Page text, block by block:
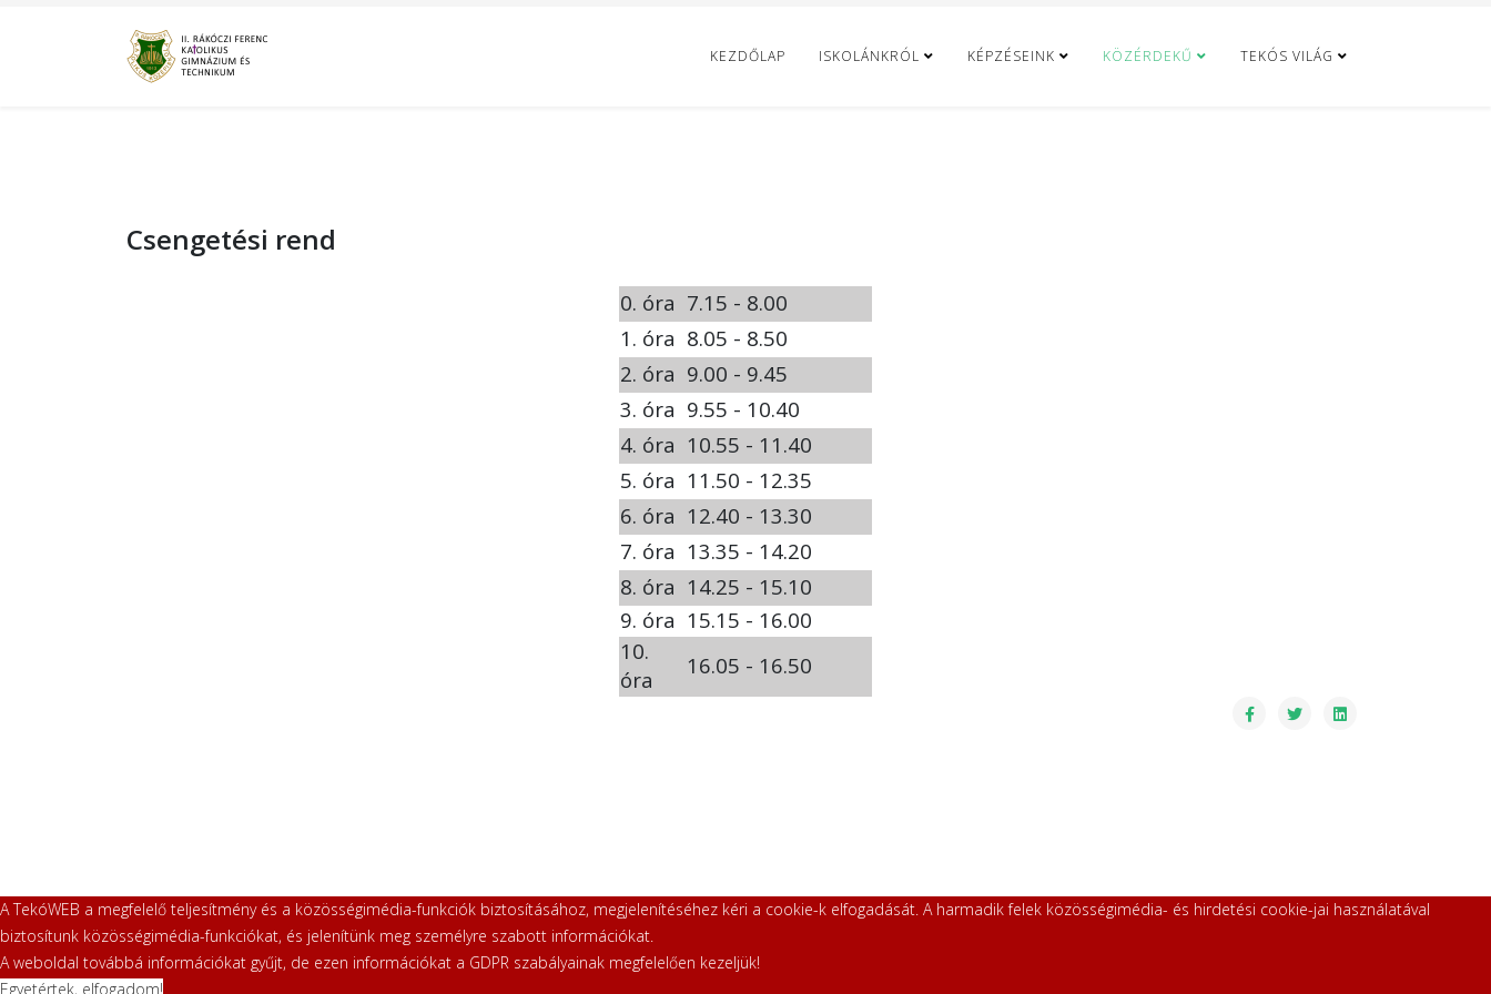
KEZDŐLAP ISKOLÁNKRÓL KÉPZÉSEINK KÖZÉRDEKŰ TEKÓS VILÁG
Csengetési rend
0. óra 7.15 - 8.00
1. óra 8.05 - 8.50
2. óra 9.00 - 9.45
3. óra 9.55 - 10.40
4. óra 10.55 - 11.40
5. óra 11.50 - 12.35
6. óra 12.40 - 13.30
7. óra 13.35 - 14.20
8. óra 14.25 - 15.10
9. óra 15.15 - 16.00
10.
óra
16.05 - 16.50
A TekóWEB a megfelelő teljesítmény és a közösségimédia-funkciók biztosításához, megjelenítéséhez kéri a cookie-k elfogadását. A harmadik felek közösségimédia- és hirdetési cookie-jai használatával
biztosítunk közösségimédia-funkciókat, és jelenítünk meg személyre szabott információkat.
A weboldal továbbá információkat gyűjt, de ezen információkat a GDPR szabályainak megfelelően kezeljük!
Egyetértek, elfogadom!